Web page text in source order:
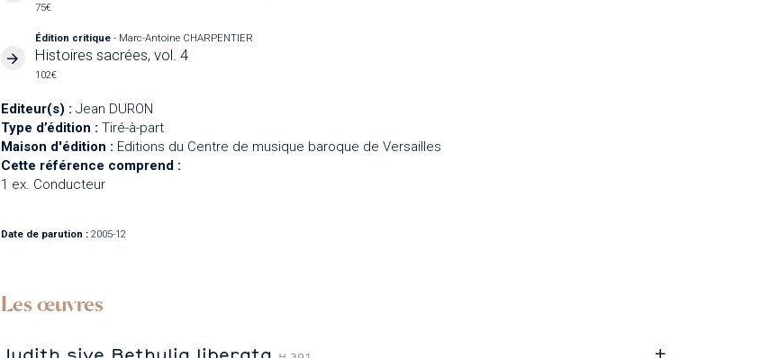
75€
Édition critique- Marc-Antoine CHARPENTIER
Histoires sacrées, vol. 4
102€
Editeur(s) : Jean DURON
Type d’édition : Tiré-à-part
Maison d'édition : Editions du Centre de musique baroque de Versailles
Cette référence comprend :
1 ex. Conducteur
Date de parution : 2005-12
Les œuvres